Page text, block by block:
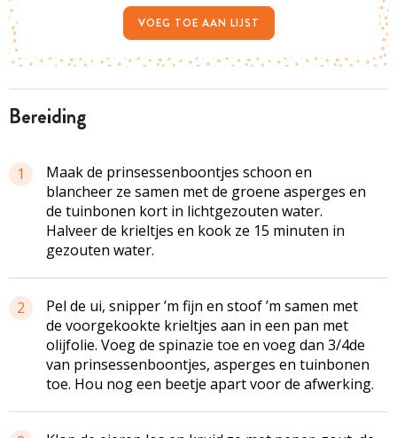
bereiding
1
Maak de prinsessenboontjes schoon en
blancheer ze samen met de groene asperges en
de tuinbonen kort in lichtgezouten water.
Halveer de krieltjes en kook ze 15 minuten in
gezouten water.
2
Pel de ui, snipper ’m fijn en stoof ’m samen met
de voorgekookte krieltjes aan in een pan met
olijfolie. Voeg de spinazie toe en voeg dan 3/4de
van prinsessenboontjes, asperges en tuinbonen
toe. Hou nog een beetje apart voor de afwerking.
VOEG TOE AAN LIJST